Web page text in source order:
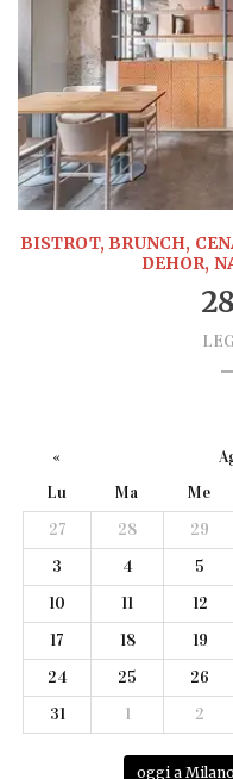
BISTROT, BRUNCH,
DEHOR,
«
Lu
Ma Me
27
28 29
3
4 5
10
11 12
17
18 19
24
25 26
31
1 2
oggi a Milano